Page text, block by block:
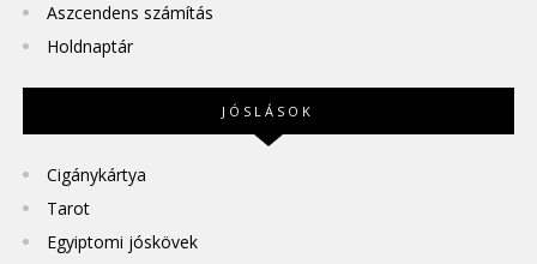
Aszcendens számítás
Holdnaptár
JÓSLÁSOK
Cigánykártya
Tarot
Egyiptomi jóskövek